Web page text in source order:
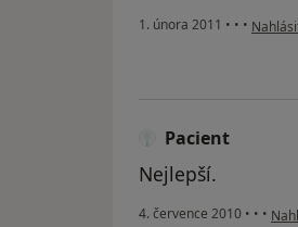
1. února 2011 • • • podle
Pacient
Nejlepší.
4. července 2010 • • •